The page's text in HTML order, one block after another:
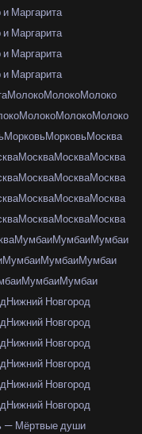
Маргарита
Маргарита
Маргарита
Маргарита
МолокоМолокоМолоко
МолокоМолокоМолоко
МорковьМорковьМосква
МоскваМоскваМосква
МоскваМоскваМосква
МоскваМоскваМосква
МоскваМоскваМосква
МумбаиМумбаиМумбаи
МумбаиМумбаиМумбаи
МумбаиМумбаи
Нижний Новгород
Нижний Новгород
Нижний Новгород
Нижний Новгород
Нижний Новгород
Нижний Новгород
— Мёртвые души